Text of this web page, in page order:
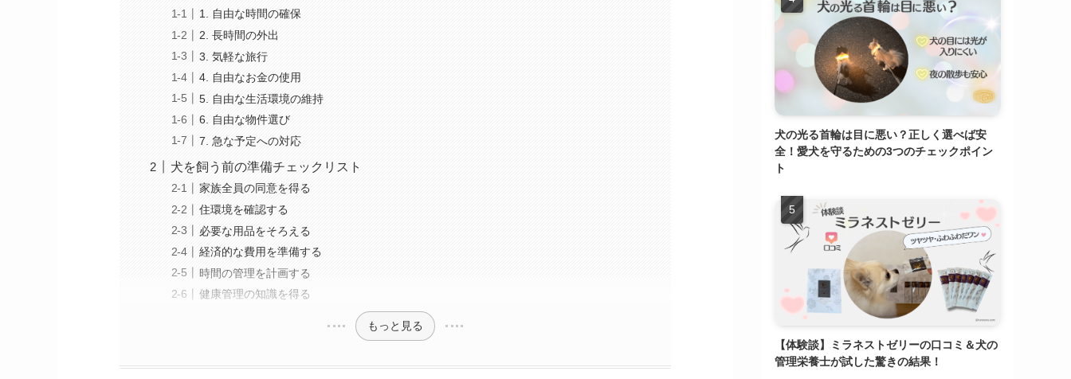
1. ​​​​​​​​​​自由な時間の確保
2. 長時間の外出
3. 気軽な旅行
4. 自由なお金の使用
5. 自由な生活環境の維持
6. 自由な物件選び
7. 急な予定への対応
犬を飼う前の準備チェックリスト
家族全員の同意を得る
住環境を確認する
必要な用品をそろえる
経済的な費用を準備する
時間の管理を計画する
健康管理の知識を得る
もっと見る
犬の光る首輪は目に悪い？正しく選べば安
全！愛犬を守るための3つのチェックポイン
ト
【体験談】ミラネストゼリーの口コミ＆犬の
管理栄養士が試した驚きの結果！